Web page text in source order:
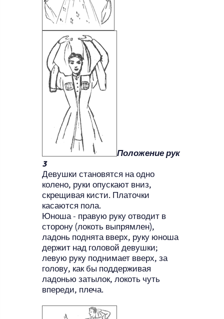
Положение рук
3
Девушки становятся на одно
колено, руки опускают вниз,
скрещивая кисти. Платочки
касаются пола.
Юноша - правую руку отводит в
сторону (локоть выпрямлен),
ладонь поднята вверх, руку юноша
держит над головой девушки;
левую руку поднимает вверх, за
голову, как бы поддерживая
ладонью затылок, локоть чуть
впереди, плеча.